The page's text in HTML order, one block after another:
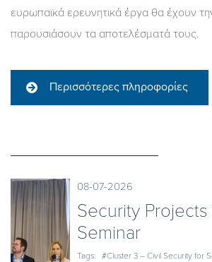
ευρωπαϊκά ερευνητικά έργα θα έχουν
παρουσιάσουν τα αποτελέσματά τους.
Περισσότερες πληροφορίες
08-07-2026
Security
Seminar
Tags: #Cluster 3 – Civil Security for